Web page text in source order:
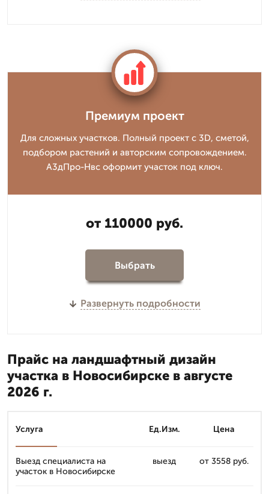
Премиум проект
Для сложных участков. Полный проект с 3D, сметой,
подбором растений и авторским сопровождением.
А3дПро-Нвс оформит участок под ключ.
от 110000 руб.
Выбрать
Развернуть подробности
Прайс на ландшафтный дизайн
участка в Новосибирске в августе
2026 г.
Услуга Ед.Изм. Цена
Выезд специалиста на
участок в Новосибирске
выезд от 3558 руб.